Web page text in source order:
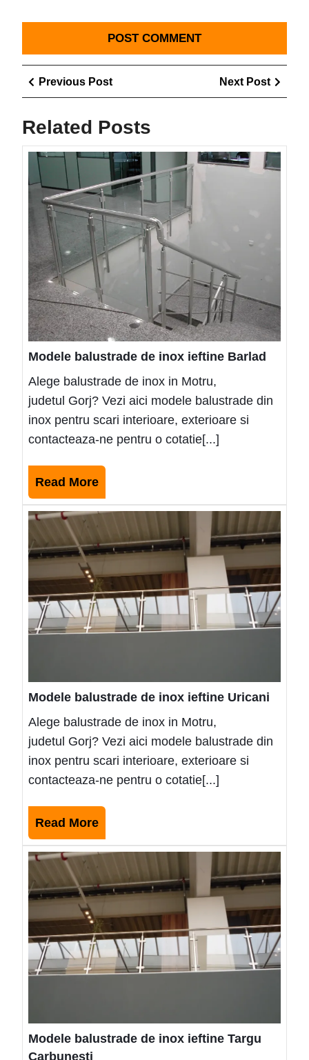
Navigare
în
articole
Previous PostPrevious
Post
Next Post
Post
Related Posts
Modele balustrade de inox ieftine Barlad
Alege balustrade de inox in Motru,
judetul Gorj? Vezi aici modele balustrade din
inox pentru scari interioare, exterioare si
contacteaza-ne pentru o cotatie[...]
Read MoreRead
More
Modele balustrade de inox ieftine Uricani
Alege balustrade de inox in Motru,
judetul Gorj? Vezi aici modele balustrade din
inox pentru scari interioare, exterioare si
contacteaza-ne pentru o cotatie[...]
Read MoreRead
More
Modele balustrade de inox ieftine Targu
Carbunesti